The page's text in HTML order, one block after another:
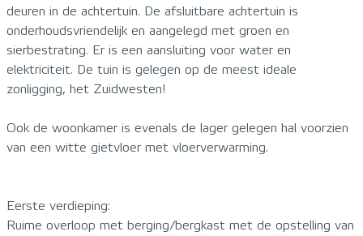
deuren in de achtertuin. De afsluitbare achtertuin is
onderhoudsvriendelijk en aangelegd met groen en
sierbestrating. Er is een aansluiting voor water en
elektriciteit. De tuin is gelegen op de meest ideale
zonligging, het Zuidwesten!
Ook de woonkamer is evenals de lager gelegen hal voorzien
van een witte gietvloer met vloerverwarming.
Eerste verdieping:
Ruime overloop met berging/bergkast met de opstelling van